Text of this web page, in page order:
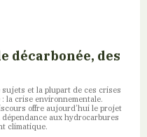
décarbonée, des
et la plupart de ces crises
la crise environnementale.
offre aujourd’hui le projet
aux hydrocarbures
climatique.